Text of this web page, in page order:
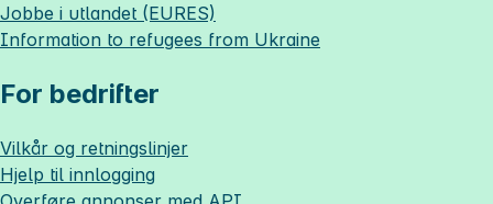
Jobbe i utlandet (EURES)
Information to refugees from Ukraine
For bedrifter
Vilkår og retningslinjer
Hjelp til innlogging